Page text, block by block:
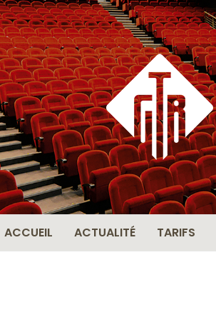
ACCUEIL ACTUALITÉ TARIFS